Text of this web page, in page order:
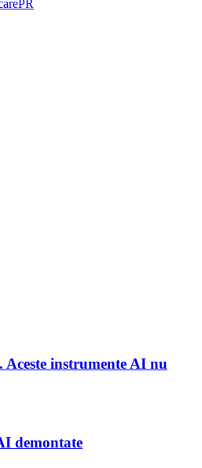
Aceste instrumente AI nu
demontate